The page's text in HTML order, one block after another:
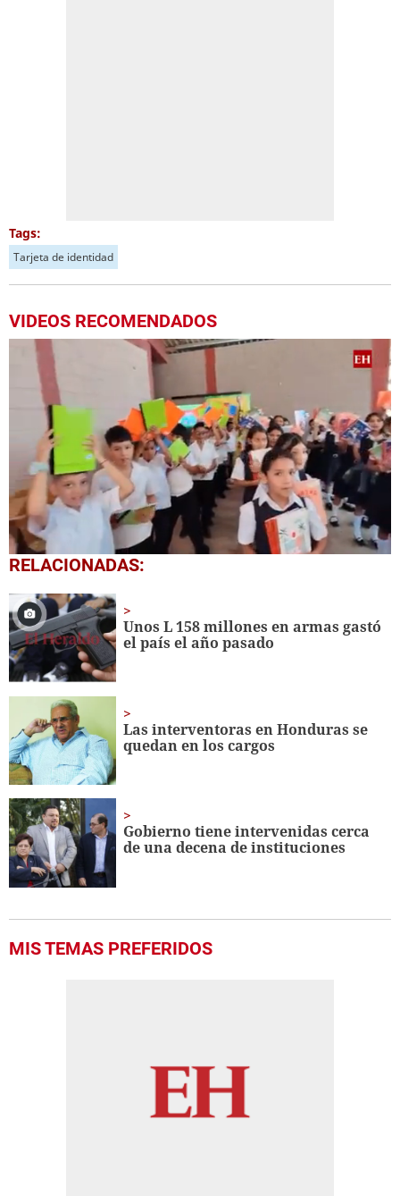
Tags:
Tarjeta de identidad
VIDEOS RECOMENDADOS
0
of
minute,
56
seconds
RELACIONADAS:
Unos L 158 millones en armas gastó
el país el año pasado
Las interventoras en Honduras se
quedan en los cargos
Gobierno tiene intervenidas cerca
de una decena de instituciones
MIS TEMAS PREFERIDOS